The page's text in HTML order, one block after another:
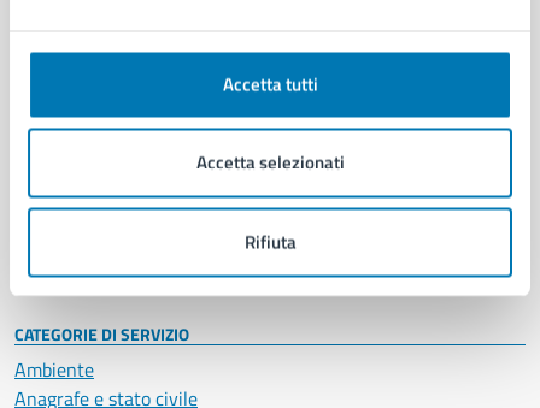
Accetta tutti
Accetta selezionati
Rifiuta
Organi di governo
Enti e fondazioni
Personale amministrativo
Intranet, posta aziendale e protocollo
CATEGORIE DI SERVIZIO
Ambiente
Anagrafe e stato civile